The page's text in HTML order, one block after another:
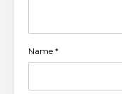
Name *